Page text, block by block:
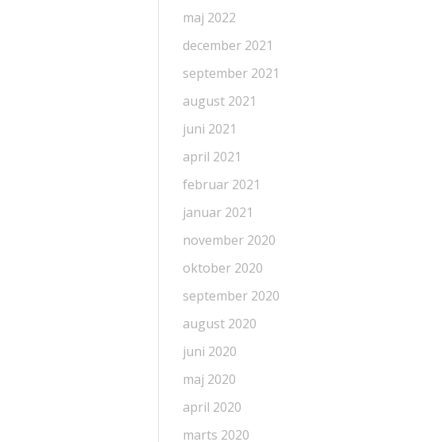
maj 2022
december 2021
september 2021
august 2021
juni 2021
april 2021
februar 2021
januar 2021
november 2020
oktober 2020
september 2020
august 2020
juni 2020
maj 2020
april 2020
marts 2020